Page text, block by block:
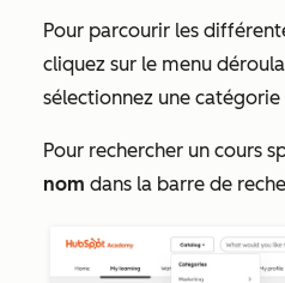
Pour parcourir les
cliquez sur le menu
sélectionnez une
Pour rechercher un cours
nom dans la barre de